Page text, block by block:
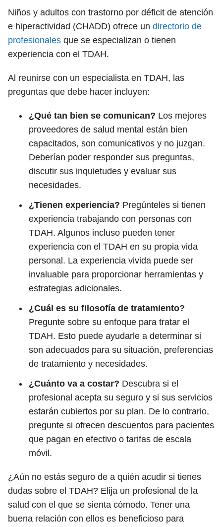
Niños y adultos con trastorno por déficit de atención
e hiperactividad (CHADD) ofrece un directorio de
profesionales que se especializan o tienen
experiencia con el TDAH.
Al reunirse con un especialista en TDAH, las
preguntas que debe hacer incluyen:
¿Qué tan bien se comunican? Los mejores
proveedores de salud mental están bien
capacitados, son comunicativos y no juzgan.
Deberían poder responder sus preguntas,
discutir sus inquietudes y evaluar sus
necesidades.
¿Tienen experiencia? Pregúnteles si tienen
experiencia trabajando con personas con
TDAH. Algunos incluso pueden tener
experiencia con el TDAH en su propia vida
personal. La experiencia vivida puede ser
invaluable para proporcionar herramientas y
estrategias adicionales.
¿Cuál es su filosofía de tratamiento?
Pregunte sobre su enfoque para tratar el
TDAH. Esto puede ayudarle a determinar si
son adecuados para su situación, preferencias
de tratamiento y necesidades.
¿Cuánto va a costar? Descubra si el
profesional acepta su seguro y si sus servicios
estarán cubiertos por su plan. De lo contrario,
pregunte si ofrecen descuentos para pacientes
que pagan en efectivo o tarifas de escala
móvil.
¿Aún no estás seguro de a quién acudir si tienes
dudas sobre el TDAH? Elija un profesional de la
salud con el que se sienta cómodo. Tener una
buena relación con ellos es beneficioso para